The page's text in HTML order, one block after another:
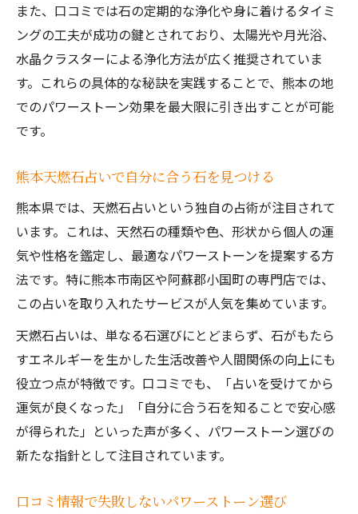
また、口コミでは石の定期的な浄化や身に着けるタイミ
ングの工夫が成功の鍵とされており、太陽光や月光浴、
水晶クラスターによる浄化方法が広く推奨されていま
す。これらの具体的な秘訣を実践することで、熊本の地
でのパワーストーン効果を最大限に引き出すことが可能
です。
熊本天燃石占いで自分に合う石を見つける
熊本県では、天燃石占いという独自の占術が注目されて
います。これは、天然石の種類や色、形状から個人の運
気や性格を鑑定し、最適なパワーストーンを提案する方
法です。特に熊本市南区や阿蘇郡小国町の専門店では、
この占いを取り入れたサービスが人気を集めています。
天燃石占いは、単なる石選びにとどまらず、石がもたら
すエネルギーを生かした生活改善や人間関係の向上にも
役立つ点が特徴です。口コミでも、「占いを受けてから
運気が良くなった」「自分に合う石を知ることで安心感
が得られた」といった声が多く、パワーストーン選びの
新たな指針として注目されています。
口コミ情報で失敗しないパワーストーン選び